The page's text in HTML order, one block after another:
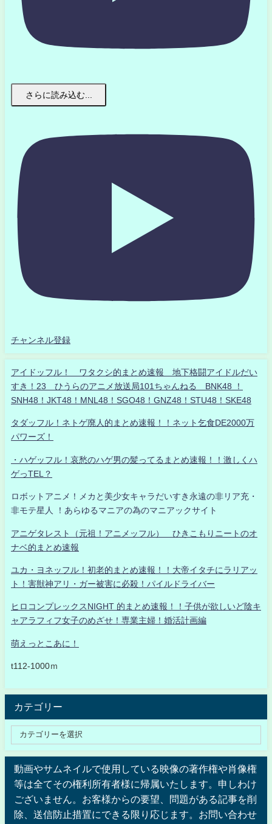
さらに読み込む...
チャンネル登録
アイドッフル！ ワタクシ的まとめ速報 地下格闘アイドルだい
すき！23 ひうらのアニメ放送局101ちゃんねる BNK48 ！
SNH48！JKT48！MNL48！SGO48！GNZ48！STU48！SKE48
タダッフル！ネトゲ廃人的まとめ速報！！ネット乞食DE2000万
パワーズ！
・ハゲッフル！哀愁のハゲ男の髪ってるまとめ速報！！激しくハ
ゲっTEL？
ロボットアニメ！メカと美少女キャラだいすき永遠の非リア充・
非モテ星人 ！あらゆるマニアの為のマニアックサイト
アニゲタレスト（元祖！アニメッフル） ひきこもりニートのオ
ナベ的まとめ速報
ユカ・ヨネッフル！初老的まとめ速報！！大帝イタチにラリアッ
ト！害獣神アリ・ガー被害に必殺！パイルドライバー
ヒロコンプレックスNIGHT 的まとめ速報！！子供が欲しいど陰キ
ャアラフィフ女子のめざせ！専業主婦！婚活計画編
萌えっとこあに！
t112-1000ｍ
カテゴリー
動画やサムネイルで使用している映像の著作権や肖像権
等は全てその権利所有者様に帰属いたします。申しわけ
ございません。お客様からの要望、問題がある記事を削
除、送信防止措置にできる限り応じます。お問い合わせ